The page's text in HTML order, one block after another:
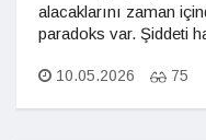
alacaklarını zaman
paradoks var. Şiddeti
10.05.2026 75